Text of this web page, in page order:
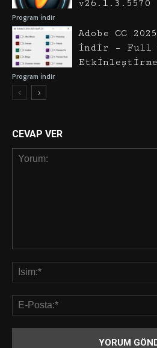
Program İndir
v26.1.3.5570
Program İndir
Adobe CC
İndir – Full
CEVAP VER